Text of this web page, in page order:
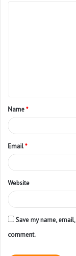
Name*
Email*
Website
Save my name,
comment.